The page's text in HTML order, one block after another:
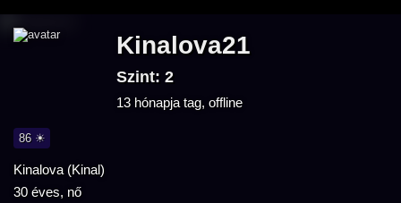
Kinalova21
Szint: 2
13 hónapja tag, offline
86 ☀
Kinalova (Kinal)
30 éves, nő